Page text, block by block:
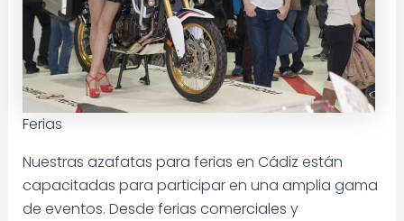
Ferias
Nuestras azafatas para ferias en Cádiz están
capacitadas para participar en una amplia gama
de eventos. Desde ferias comerciales y